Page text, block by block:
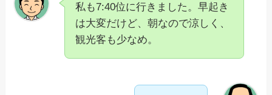
私も7:40位に行きました。早起き
は大変だけど、朝なので涼しく、
観光客も少なめ。